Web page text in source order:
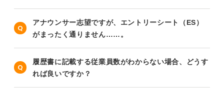
アナウンサー志望ですが、エントリーシート（ES）
がまったく通りません……。
履歴書に記載する従業員数がわからない場合、どうす
れば良いですか？